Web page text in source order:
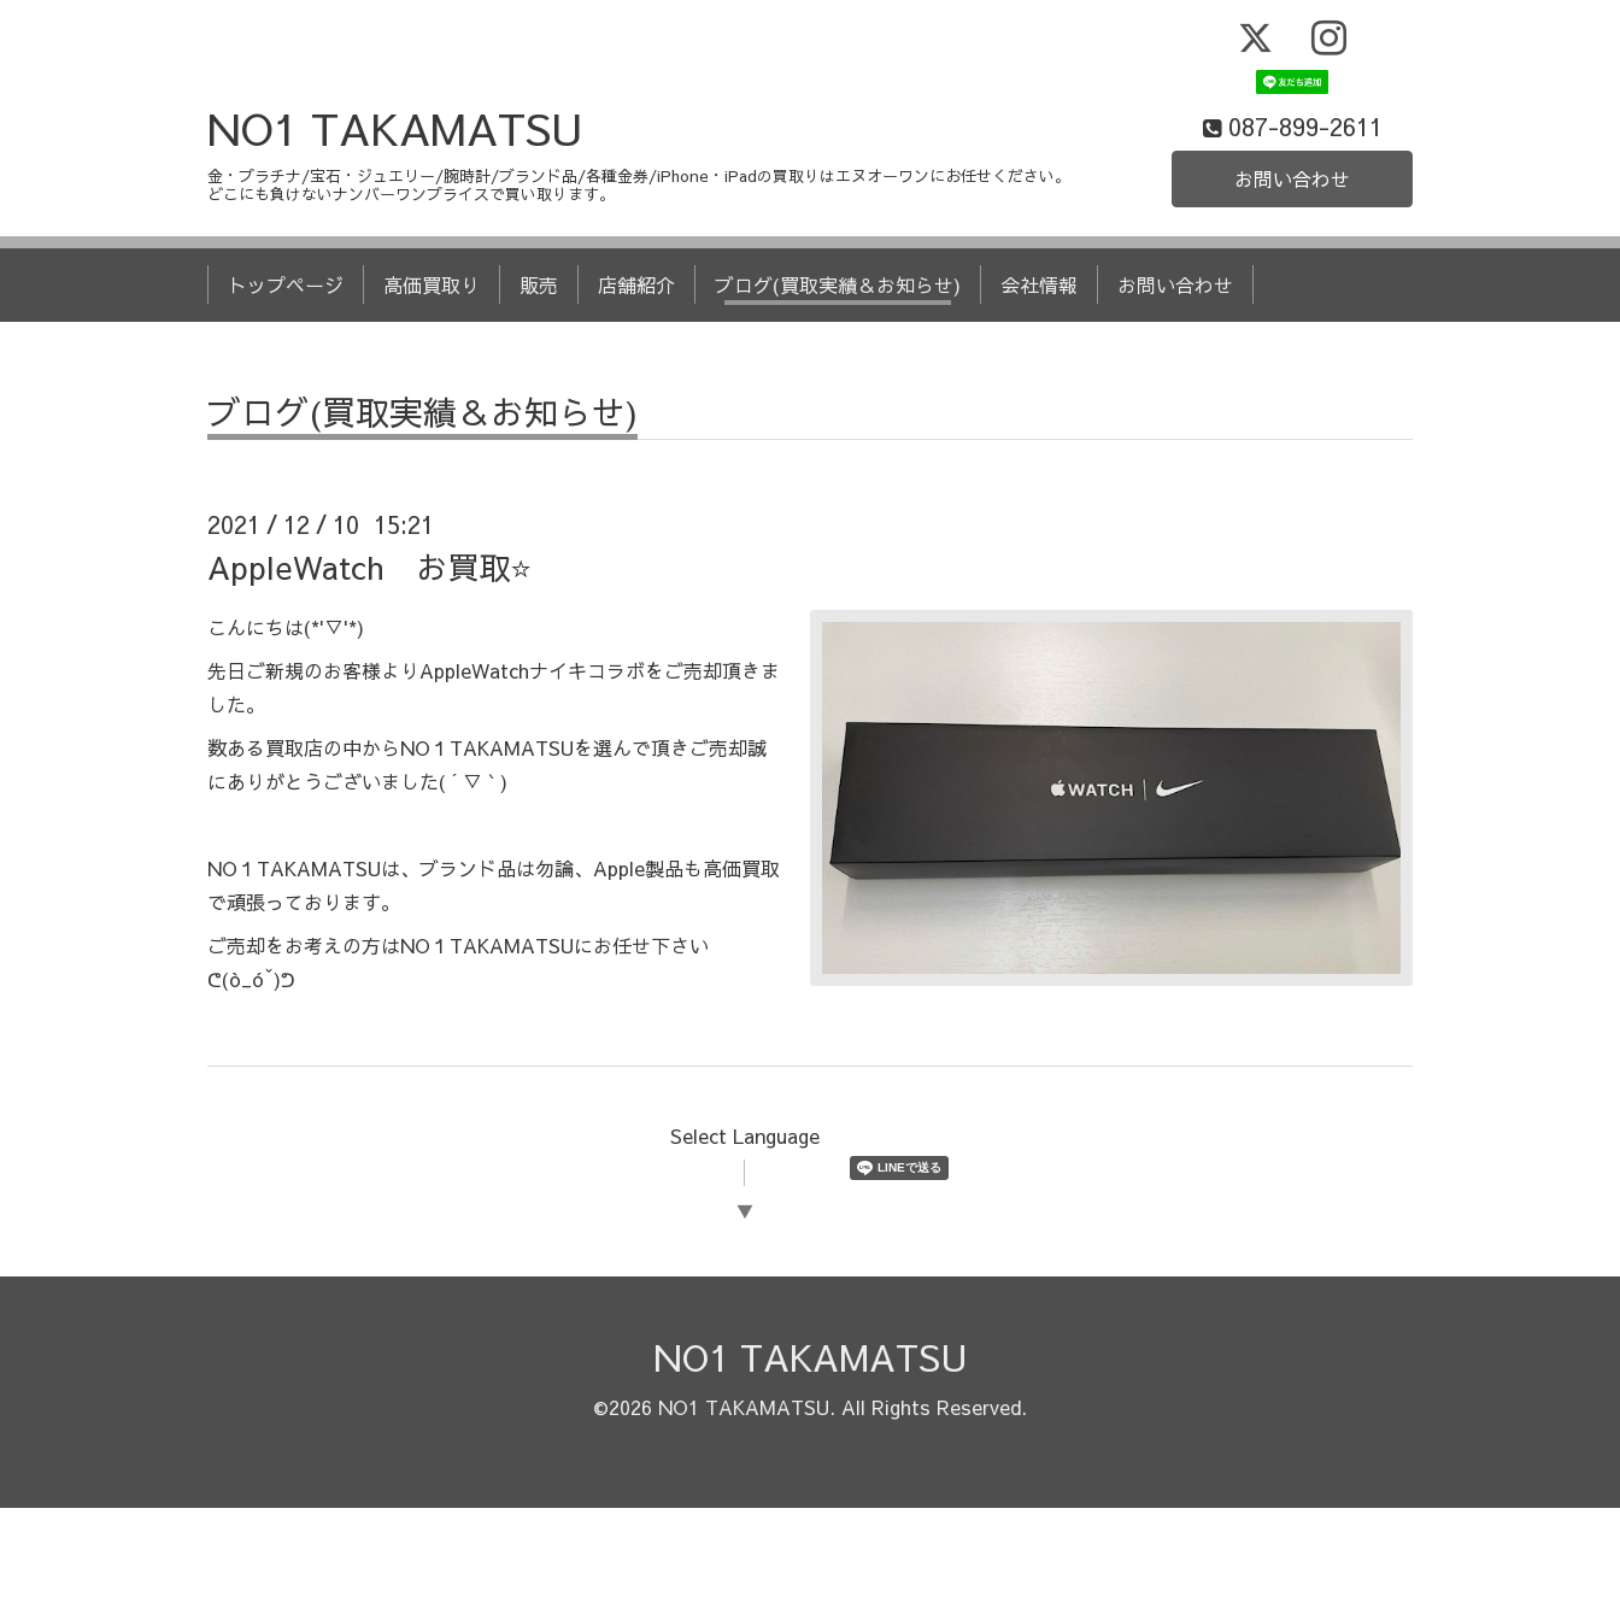
NO1 TAKAMATSU
金・プラチナ/宝石・ジュエリー/腕時計/ブランド品/各種金券/iPhone・iPadの買取りはエヌオーワンにお任せください。
どこにも負けないナンバーワンプライスで買い取ります。
087-899-2611
お問い合わせ
トップページ 高価買取り 販売 店舗紹介 ブログ(買取実績＆お知らせ) 会社情報 お問い合わせ
ブログ(買取実績＆お知らせ)
2021 / 12 / 10 15:21
AppleWatch お買取⭐️
こんにちは(*'▽'*)
先日ご新規のお客様よりAppleWatchナイキコラボをご売却頂きま
した。
数ある買取店の中からNO１TAKAMATSUを選んで頂きご売却誠
にありがとうございました( ´ ▽ ` )
NO１TAKAMATSUは、ブランド品は勿論、Apple製品も高価買取
で頑張っております。
ご売却をお考えの方はNO１TAKAMATSUにお任せ下さい
ᕦ(ò_óˇ)ᕤ
Select Language
▼
NO1 TAKAMATSU
©2026 NO1 TAKAMATSU. All Rights Reserved.